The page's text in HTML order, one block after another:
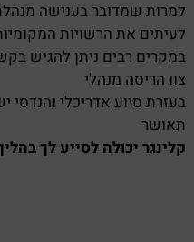
למרות שמדובר בענישה
לעיתים את הרשויות
במקרים רבים ניתן להגיש
צוו הריסה מנהלי
בעזרת סיוע אדריכלי והנדסי
תאושר
קלינגר יכולה לסייע לך